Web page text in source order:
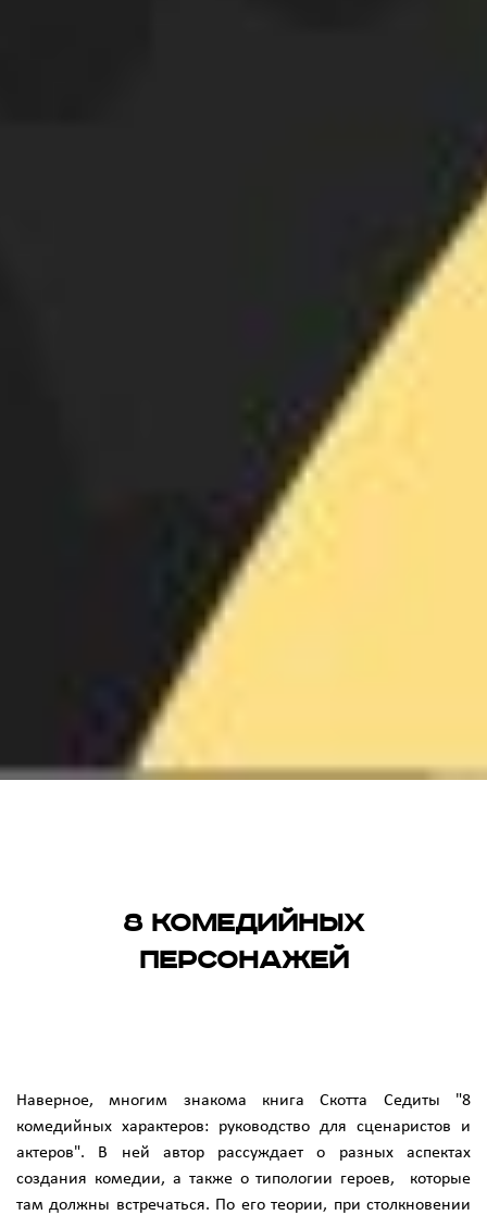
8 комедийных
персонажей
Наверное, многим знакома книга Скотта Седиты "8
комедийных характеров: руководство для сценаристов и
актеров". В ней автор рассуждает о разных аспектах
создания комедии, а также о типологии героев, которые
там должны встречаться. По его теории, при столкновении